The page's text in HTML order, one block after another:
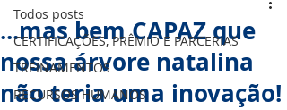
Todos posts
CERTIFICAÇÕES, PRÊMIO E PARCERIAS
TREINAMENTOS
RECURSOS HUMANOS
...mas bem CAPAZ que
nossa árvore natalina
não teria uma inovação!